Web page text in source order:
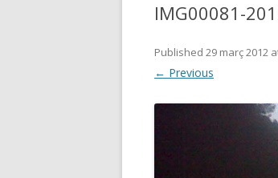
IMG00081-
Published 29 març 2012
← Previous